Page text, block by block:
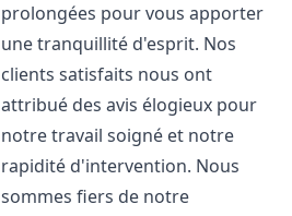
prolongées pour vous apporter
une tranquillité d'esprit. Nos
clients satisfaits nous ont
attribué des avis élogieux pour
notre travail soigné et notre
rapidité d'intervention. Nous
sommes fiers de notre